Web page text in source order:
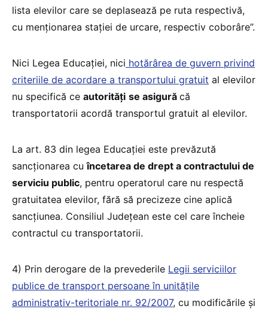
lista elevilor care se deplasează pe ruta respectivă,
cu menționarea stației de urcare, respectiv coborâre”.
Nici Legea Educației, nici hotărârea de guvern privind
criteriile de acordare a transportului gratuit al elevilor
nu specifică ce autorități se asigură că
transportatorii acordă transportul gratuit al elevilor.
La art. 83 din legea Educației este prevăzută
sancționarea cuîncetarea de drept a contractului de
serviciu public, pentru operatorul care nu respectă
gratuitatea elevilor, fără să precizeze cine aplică
sancțiunea. Consiliul Județean este cel care încheie
contractul cu transportatorii.
4) Prin derogare de la prevederile Legii serviciilor
publice de transport persoane în unitățile
administrativ-teritoriale nr. 92/2007, cu modificările și